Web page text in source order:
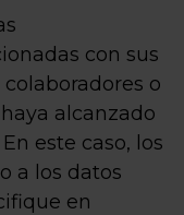
con sus
o
alcanzado
este caso, los
a los datos
en